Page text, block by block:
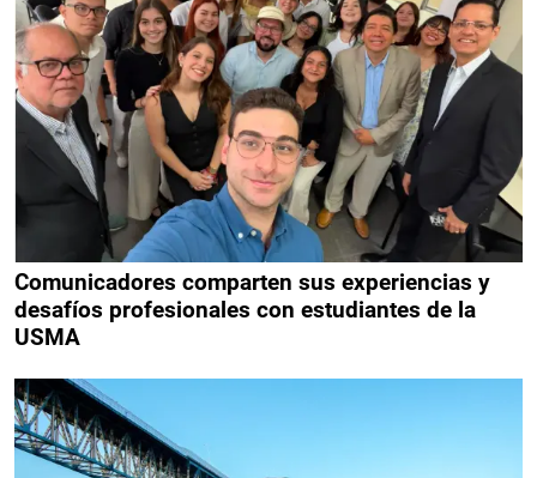
Comunicadores comparten sus experiencias y
desafíos profesionales con estudiantes de la
USMA